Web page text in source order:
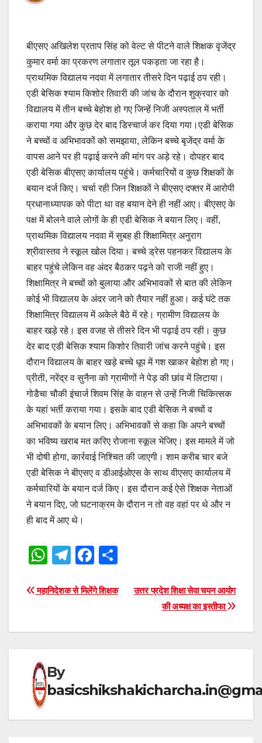
बीएसए अखिलेश प्रताप सिंह को वेल्ट से पीटने वाले शिक्षक वृजेंद्र
कुमार वर्मा का प्रकरण लगातार तूल पकड़ता जा रहा है।
प्राथमिक विद्यालय नदवा में लगातार तीसरे दिन पढ़ाई ठप रही।
एडी बेसिक श्याम किशोर तिवारी की जांच के दौरान शुक्रवार को
विद्यालय में तीन बच्चे बेहोश हो गए जिन्हें निजी अस्पताल में भर्ती
कराया गया और कुछ देर बाद डिस्चार्ज कर दिया गया।एडी बेसिक
ने बच्चों व अभिभावकों को समझाया, लेकिन बच्चे बृजेंद्र वर्मा के
वापस आने पर ही पढ़ाई करने की मांग पर अड़े रहे। दोपहर बाद
एडी बेसिक बीएसए कार्यालय पहुंचे। कर्मचारियों व कुछ शिक्षकों के
बयान दर्ज किए। चर्चा रही जिन शिक्षकों ने बीएसए दफ्तर में आरोपी
प्रधानाध्यापक को पीटा था वह बयान देने ही नहीं आए। बीएसए के
पक्ष में बोलने वाले लोगों के ही एडी बेसिक ने बयान लिए। वहीं,
प्राथमिक विद्यालय नदवा में सुबह ही शिक्षामित्र अनुराग
श्रीवास्तव ने स्कूल खोल दिया। बच्चे ड्रेस पहनकर विद्यालय के
बाहर पहुंचे लेकिन वह अंदर बैठकर पढ़ने को राजी नहीं हुए।
शिक्षामित्र ने बच्चों को बुलाया और अभिभावकों से बात की लेकिन
कोई भी विद्यालय के अंदर जाने को तैयार नहीं हुआ। कई घंटे तक
शिक्षामित्र विद्यालय में अकेले बैठे में रहे। ग्रामीण विद्यालय के
बाहर खड़े रहे। इस वजह से तीसरे दिन भी पढ़ाई ठप रही। कुछ
देर बाद एडी बेसिक श्याम किशोर तिवारी जांच करने पहुंचे। इस
दौरान विद्यालय के बाहर खड़े बच्चे धूप में गश खाकर बेहोश हो गए।
प्रीती, नरेंद्र व सुनैना को ग्रामीणों ने पेड़ की छांव में लिटाया।
गोडैचा चौकी इंचार्ज शिवम सिंह के वाहन से उन्हें निजी चिकित्सक
के यहां भर्ती कराया गया। इसके बाद एडी बेसिक ने बच्चों व
अभिभावकों के बयान लिए। अभिभावकों से कहा कि अपने बच्चों
का भविष्य खराब मत करिए रोजाना स्कूल भेजिए। इस मामले में जो
भी दोषी होगा, कार्रवाई निश्चित की जाएगी। शाम करीब चार बजे
एडी बेसिक ने बीएसए व डीआईओएस के साथ वीएसए कार्यालय में
कर्मचारियों के बयान दर्ज किए। इस दौरान कई ऐसे शिक्षक नेताओं
ने बयान दिए, जो घटनाक्रम के दौरान न तो वह वहां पर थे और न
ही बाद में आए थे।
W
at
A
p
T
e
a
F
c
b
k
ar
Post
उत्तर प्रदेश शिक्षा सेवा चयन आयोग
की अध्यक्ष का इस्तीफा
महानिदेशक से मिलेंगे शिक्षक
By